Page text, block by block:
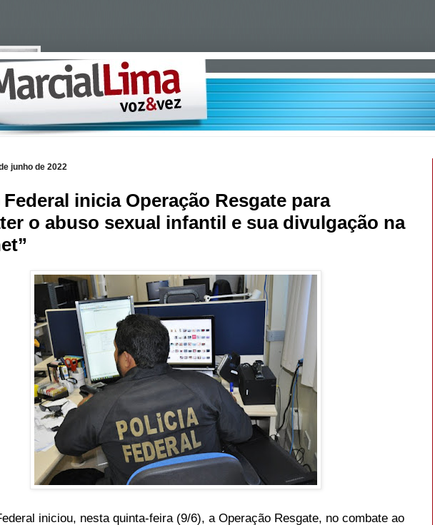
junho de 2022
inicia Operação Resgate para
o abuso sexual infantil e sua divulgação na
iniciou, nesta quinta-feira (9/6), a Operação Resgate, no combate ao